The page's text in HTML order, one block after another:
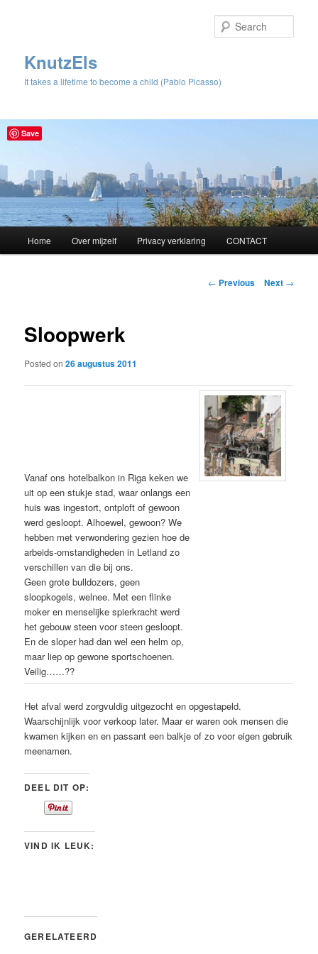
KnutzEls
It takes a lifetime to become a child (Pablo Picasso)
Skip
content
Home Over mijzelf Privacy verklaring CONTACT
Post
← Previous Next →
Sloopwerk
Posted on26 augustus 2011
Vanaf ons hotelbalkon in Riga keken we
uit op een stukje stad, waar onlangs een
huis was ingestort, ontploft of gewoon
werd gesloopt. Alhoewel, gewoon? We
hebben met verwondering gezien hoe de
arbeids-omstandigheden in Letland zo
verschillen van die bij ons.
Geen grote bulldozers, geen
sloopkogels, welnee. Met een flinke
moker en menselijke spierkracht werd
het gebouw steen voor steen gesloopt.
En de sloper had dan wel een helm op,
maar liep op gewone sportschoenen.
Veilig……??
Het afval werd zorgvuldig uitgezocht en opgestapeld.
Waarschijnlijk voor verkoop later. Maar er waren ook mensen die
kwamen kijken en en passant een balkje of zo voor eigen gebruik
meenamen.
DEEL DIT OP:
VIND IK LEUK:
GERELATEERD
Save